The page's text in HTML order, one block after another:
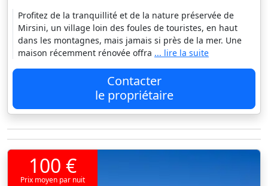
Profitez de la tranquillité et de la nature préservée de
Mirsini, un village loin des foules de touristes, en haut
dans les montagnes, mais jamais si près de la mer. Une
maison récemment rénovée offra ... lire la suite
Contacter
le propriétaire
100 €
Prix moyen par nuit